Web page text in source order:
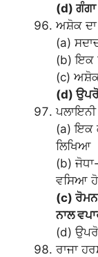
(d)
ਅਸ਼ੋਕ ਦਾ
(a)
(b) ਇਕ
(c) ਅਸ਼ੋਕ
(d)
(a) ਇਕ
ਲਿਖਿਆ
(b)
ਵਸਿਆ
(c) ਰੋਮਨ
ਨਾਲ
(d)
ਰਾਜਾ